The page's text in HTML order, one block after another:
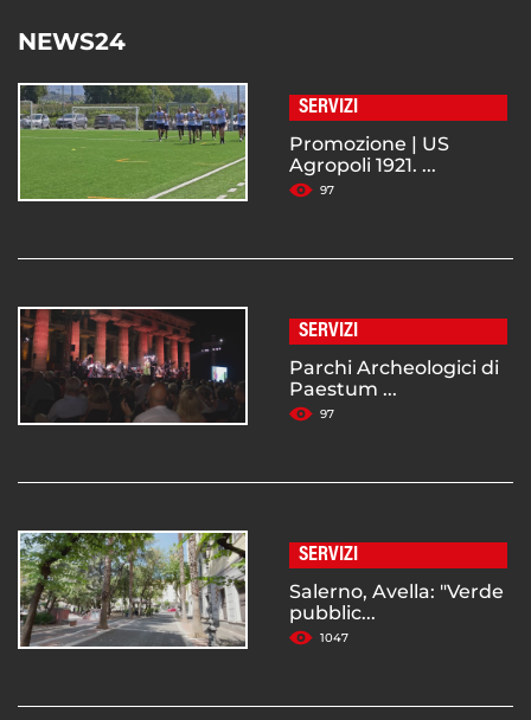
NEWS24
SERVIZI
Promozione | US
Agropoli 1921. ...
97
SERVIZI
Parchi Archeologici di
Paestum ...
97
SERVIZI
Salerno, Avella: "Verde
pubblic...
1047